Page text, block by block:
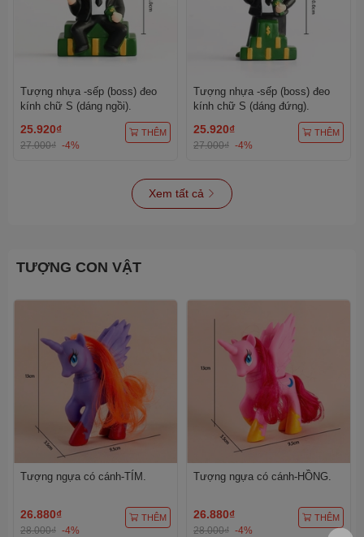
Tượng nhựa -sếp (boss) đeo
kính chữ S (dáng ngồi).
25.920₫
27.000₫ -4%
THÊM
Tượng nhựa -sếp (boss) đeo
kính chữ S (dáng đứng).
25.920₫
27.000₫ -4%
THÊM
Xem tất cả
TƯỢNG CON VẬT
Tượng ngựa có cánh-TÍM.
26.880₫
28.000₫ -4%
THÊM
Tượng ngựa có cánh-HỒNG.
26.880₫
28.000₫ -4%
THÊM